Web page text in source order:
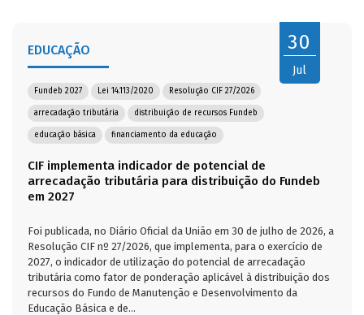
30
Jul
EDUCAÇÃO
Fundeb 2027 Lei 14.113/2020 Resolução CIF 27/2026
arrecadação tributária distribuição de recursos Fundeb
educação básica financiamento da educação
CIF implementa indicador de potencial de
arrecadação tributária para distribuição do Fundeb
em 2027
Foi publicada, no Diário Oficial da União em 30 de julho de 2026, a
Resolução CIF nº 27/2026, que implementa, para o exercício de
2027, o indicador de utilização do potencial de arrecadação
tributária como fator de ponderação aplicável à distribuição dos
recursos do Fundo de Manutenção e Desenvolvimento da
Educação Básica e de...